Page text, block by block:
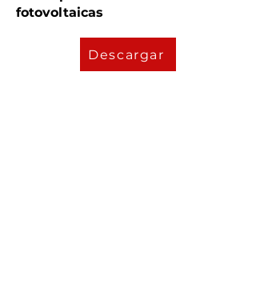
fotovoltaicas
Descargar